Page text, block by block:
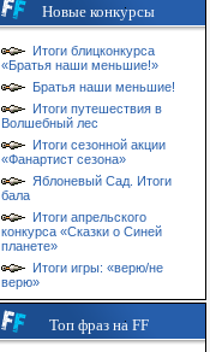
Новые конкурсы
Итоги блицконкурса
«Братья наши меньшие!»
Братья наши меньшие!
Итоги путешествия в
Волшебный лес
Итоги сезонной акции
«Фанартист сезона»
Яблоневый Сад. Итоги
бала
Итоги апрельского
конкурса «Сказки о Синей
планете»
Итоги игры: «верю/не
верю»
Топ фраз на FF